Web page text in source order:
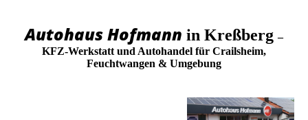
Autohaus Hofmann in Kreßberg–
KFZ-Werkstatt und Autohandel für Crailsheim,
Feuchtwangen & Umgebung